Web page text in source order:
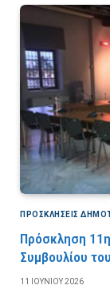
ΠΡΟΣΚΛΉΣΕΙΣ
Πρόσκληση
Συμβουλίου
11 ΙΟΥΝΊΟΥ 2026